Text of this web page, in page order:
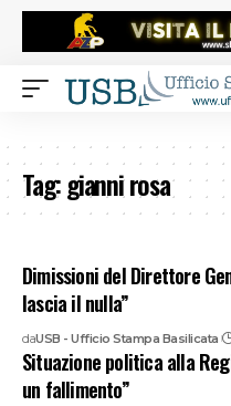
Tag:gianni rosa
Dimissioni del Direttore
lascia il nulla”
daUSB - Ufficio Stampa Basilicata
Situazione politica alla
un fallimento”